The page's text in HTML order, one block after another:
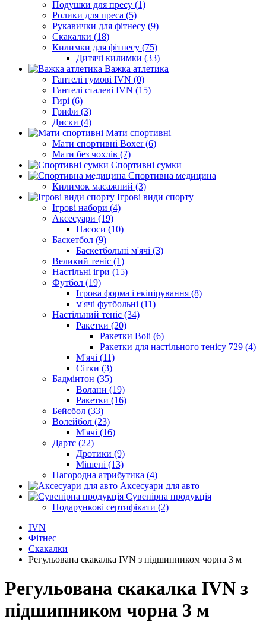
Подушки для пресу (1)
Ролики для преса (5)
Рукавички для фітнесу (9)
Скакалки (18)
Килимки для фітнесу (75)
Дитячі килимки (33)
Важка атлетика
Гантелі гумові IVN (0)
Гантелі сталеві IVN (15)
Гирі (6)
Грифи (3)
Диски (4)
Мати спортивні
Мати спортивні Boxer (6)
Мати без чохлів (7)
Спортивні сумки
Спортивна медицина
Килимок масажний (3)
Ігрові види спорту
Ігрові набори (4)
Аксесуари (19)
Насоси (10)
Баскетбол (9)
Баскетбольні м'ячі (3)
Великий теніс (1)
Настільні ігри (15)
Футбол (19)
Ігрова форма і екіпірування (8)
м'ячі футбольні (11)
Настільний теніс (34)
Ракетки (20)
Ракетки Boli (6)
Ракетки для настільного тенісу 729 (4)
М'ячі (11)
Сітки (3)
Бадмінтон (35)
Волани (19)
Ракетки (16)
Бейсбол (33)
Волейбол (23)
М'ячі (16)
Дартс (22)
Дротики (9)
Мішені (13)
Нагородна атрибутика (4)
Аксесуари для авто
Сувенірна продукція
Подарункові сертифікати (2)
IVN
Фітнес
Скакалки
Регульована скакалка IVN з підшипником чорна 3 м
Регульована скакалка IVN з
підшипником чорна 3 м